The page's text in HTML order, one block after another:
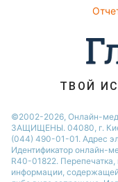
ТВОЙ
©2002-2026, Онлайн-
ЗАЩИЩЕНЫ. 04080, г.
(044) 490-01-01. Адрес
Идентификатор онлайн-
R40-01822.
информации,